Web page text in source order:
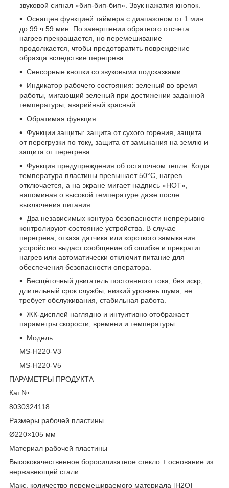
звуковой сигнал «бип-бип-бип». Звук нажатия кнопок.
Оснащен функцией таймера с диапазоном от 1 мин
до 99 ч 59 мин. По завершении обратного отсчета
нагрев прекращается, но перемешивание
продолжается, чтобы предотвратить повреждение
образца вследствие перегрева.
Сенсорные кнопки со звуковыми подсказками.
Индикатор рабочего состояния: зеленый во время
работы, мигающий зеленый при достижении заданной
температуры; аварийный красный.
Обратимая функция.
Функции защиты: защита от сухого горения, защита
от перегрузки по току, защита от замыкания на землю и
защита от перегрева.
Функция предупреждения об остаточном тепле. Когда
температура пластины превышает 50°C, нагрев
отключается, а на экране мигает надпись «HOT»,
напоминая о высокой температуре даже после
выключения питания.
Два независимых контура безопасности непрерывно
контролируют состояние устройства. В случае
перегрева, отказа датчика или короткого замыкания
устройство выдаст сообщение об ошибке и прекратит
нагрев или автоматически отключит питание для
обеспечения безопасности оператора.
Бесщёточный двигатель постоянного тока, без искр,
длительный срок службы, низкий уровень шума, не
требует обслуживания, стабильная работа.
ЖК-дисплей наглядно и интуитивно отображает
параметры скорости, времени и температуры.
Модель:
MS-H220-V3
MS-H220-V5
ПАРАМЕТРЫ ПРОДУКТА
Кат.№
8030324118
Размеры рабочей пластины
Ø220×105 мм
Материал рабочей пластины
Высококачественное боросиликатное стекло + основание из
нержавеющей стали
Макс. количество перемешиваемого материала [H2O]